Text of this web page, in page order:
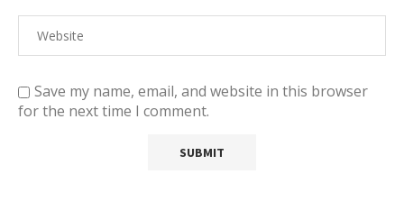
Save my name, email, and website in this browser
for the next time I comment.